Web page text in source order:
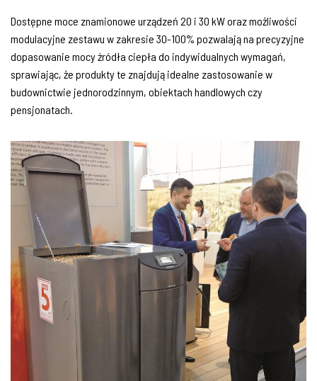
Dostępne moce znamionowe urządzeń 20 i 30 kW oraz możliwości
modulacyjne zestawu w zakresie 30-100% pozwalają na precyzyjne
dopasowanie mocy źródła ciepła do indywidualnych wymagań,
sprawiając, że produkty te znajdują idealne zastosowanie w
budownictwie jednorodzinnym, obiektach handlowych czy
pensjonatach.